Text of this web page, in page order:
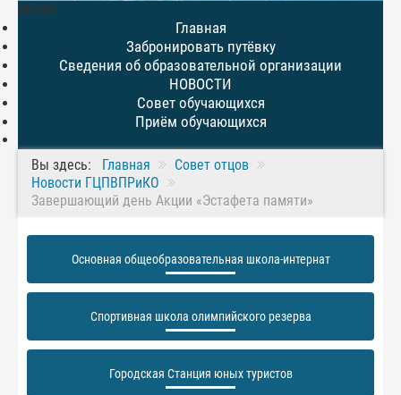
МЕНЮ
Главная
Забронировать путёвку
Сведения об образовательной организации
НОВОСТИ
Совет обучающихся
Приём обучающихся
Вы здесь: Главная
Совет отцов
Новости ГЦПВПРиКО
Завершающий день Акции «Эстафета памяти»
Основная общеобразовательная школа-интернат
Спортивная школа олимпийского резерва
Городская Станция юных туристов